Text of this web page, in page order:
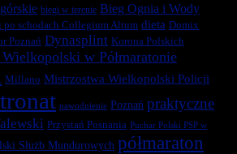
biegi w terenie Bieg Ognia i Wody
po schodach Collegium Altum dieta Domix
Poznań Dynasplint Korona Polskich
w Półmaratonie
Millano Mistrzostwa Wielkopolski Policji
nawodnienie Poznań praktyczne
Przystań Posnania Puchar Polski PSP w
Służb Mundurowych półmaraton